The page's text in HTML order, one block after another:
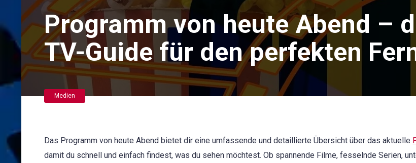
Programm von heute Abend –
TV-Guide für den perfekten
Medien
Das Programm von heute Abend bietet dir eine umfassende und detaillierte Übersicht über das aktuelle
damit du schnell und einfach findest, was du sehen möchtest. Ob spannende Filme, fesselnde Serien,